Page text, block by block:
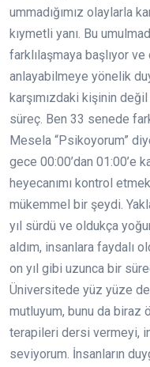
ummadığımız olaylarla
kıymetli yanı. Bu
farklılaşmaya başlıyor
anlayabilmeye yönelik
karşımızdaki kişinin
süreç. Ben 33 senede
Mesela “Psikoyorum”
gece 00:00’dan 01:00’e
heyecanımı kontrol
mükemmel bir şeydi.
yıl sürdü ve oldukça
aldım, insanlara faydalı
on yıl gibi uzunca bir
Üniversitede yüz yüze
mutluyum, bunu da biraz
terapileri dersi vermeyi,
seviyorum. İnsanların